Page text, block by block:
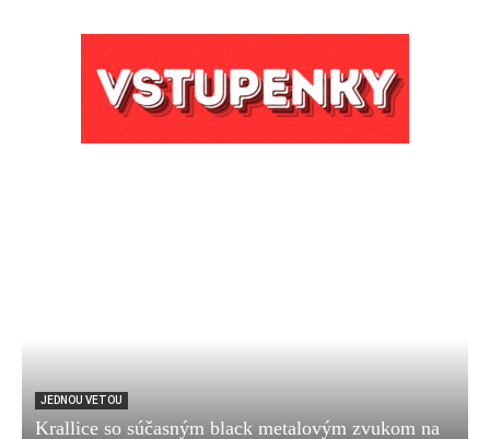
JEDNOU VETOU
Krallice so súčasným black metalovým zvukom na